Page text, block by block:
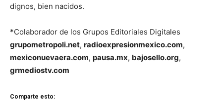
dignos, bien nacidos.
*Colaborador de los Grupos Editoriales Digitales
grupometropoli.net, radioexpresionmexico.com,
mexiconuevaera.com, pausa.mx, bajosello.org,
grmediostv.com
Comparte esto: